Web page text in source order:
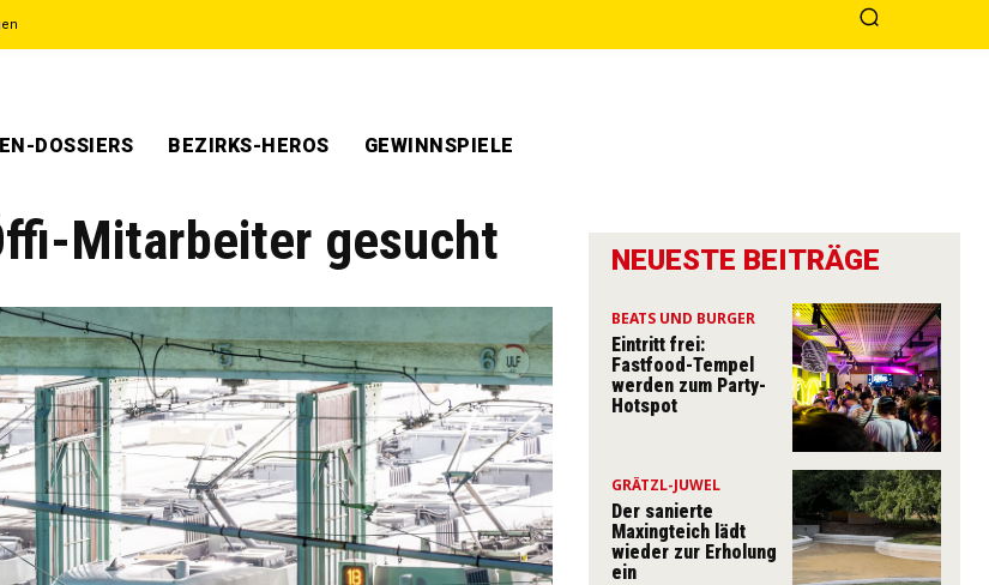
DOSSIERS BEZIRKS-HEROS GEWINNSPIELE
Mitarbeiter gesucht NEUESTE BEITRÄGE
BEATS UND BURGER
Eintritt frei:
Fastfood-Tempel
werden zum Party-
Hotspot
GRÄTZL-JUWEL
Der sanierte
Maxingteich lädt
wieder zur Erholung
ein